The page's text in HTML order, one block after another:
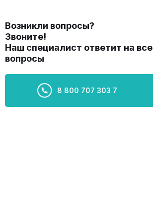
Возникли вопросы?
Звоните!
Наш специалист ответит на все
вопросы
8 800 707 303 7